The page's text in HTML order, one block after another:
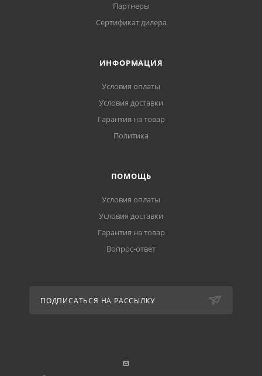
Партнеры
Сертификат дилера
ИНФОРМАЦИЯ
Условия оплаты
Условия доставки
Гарантия на товар
Политика
ПОМОЩЬ
Условия оплаты
Условия доставки
Гарантия на товар
Вопрос-ответ
ПОДПИСАТЬСЯ НА РАССЫЛКУ